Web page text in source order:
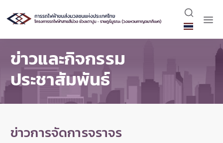
ข่าวและกิจกรรม
ประชาสัมพันธ์
ข่าวการจัดการจราจร